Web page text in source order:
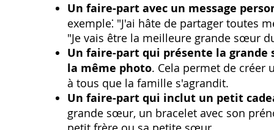
Un faire-part avec un message
exemple⁚ "J'ai hâte de partager toutes
"Je vais être la meilleure grande sœur
Un faire-part qui présente la
la même photo. Cela permet de créer
à tous que la famille s'agrandit.
Un faire-part qui inclut un petit
grande sœur‚ un bracelet avec son